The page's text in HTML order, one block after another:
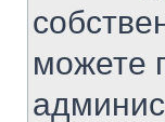
можете